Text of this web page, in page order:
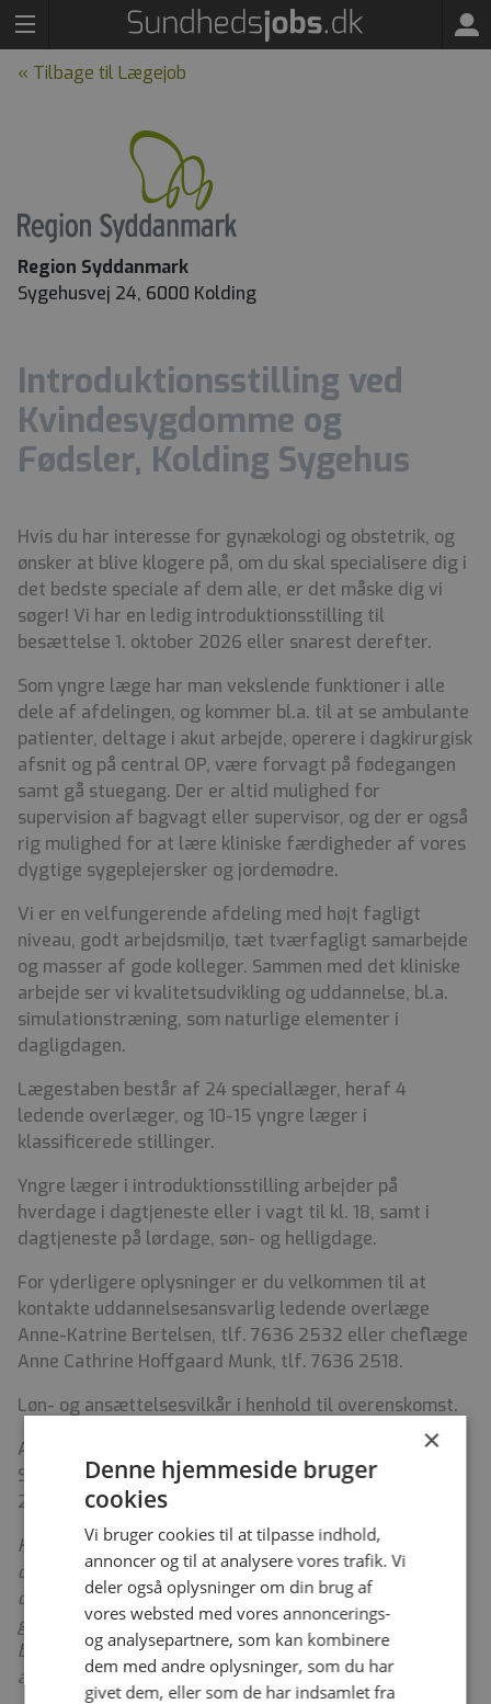
« Tilbage til Lægejob
Region Syddanmark
Sygehusvej 24, 6000 Kolding
Introduktionsstilling ved
Kvindesygdomme og
Fødsler, Kolding Sygehus
Hvis du har interesse for gynækologi og obstetrik, og
ønsker at blive klogere på, om du skal specialisere dig i
det bedste speciale af dem alle, er det måske dig vi
søger! Vi har en ledig introduktionsstilling til
besættelse 1. oktober 2026 eller snarest derefter.
Som yngre læge har man vekslende funktioner i alle
dele af afdelingen, og kommer bl.a. til at se ambulante
patienter, deltage i akut arbejde, operere i dagkirurgisk
afsnit og på central OP, være forvagt på fødegangen
samt gå stuegang. Der er altid mulighed for
supervision af bagvagt eller supervisor, og der er også
rig mulighed for at lære kliniske færdigheder af vores
dygtige sygeplejersker og jordemødre.
Vi er en velfungerende afdeling med højt fagligt
niveau, godt arbejdsmiljø, tæt tværfagligt samarbejde
og masser af gode kolleger. Sammen med det kliniske
arbejde ser vi kvalitetsudvikling og uddannelse, bl.a.
simulationstræning, som naturlige elementer i
dagligdagen.
Lægestaben består af 24 speciallæger, heraf 4
ledende overlæger, og 10-15 yngre læger i
klassificerede stillinger.
Yngre læger i introduktionsstilling arbejder på
hverdage i dagtjeneste eller i vagt til kl. 18, samt i
dagtjeneste på lørdage, søn- og helligdage.
For yderligere oplysninger er du velkommen til at
kontakte uddannelsesansvarlig ledende overlæge
Anne-Katrine Bertelsen, tlf. 7636 2532 eller cheflæge
Anne Cathrine Hoffgaard Munk, tlf. 7636 2518.
Løn- og ansættelsesvilkår i henhold til overenskomst.
Ansøgningsfrist er mandag den 3. august 2026.
Samtaler forventes afholdt onsdag den 19. august
2026.
Kvindesygdomme og fødsler på Kolding Sygehus er en
del af Sygehus Lillebælt. Afdelingen varetager
diagnostik, behandling og pleje inden for både
gynækologiske sygdomme samt graviditet, fødsel og
barsel. Vi har årligt ca. 3.200 fødsler, ca. 55.000
ambulatoriebesøg samt en høj operativ aktivitet.
×
Denne hjemmeside bruger
cookies
Vi bruger cookies til at tilpasse indhold,
annoncer og til at analysere vores trafik. Vi
deler også oplysninger om din brug af
vores websted med vores annoncerings-
og analysepartnere, som kan kombinere
dem med andre oplysninger, som du har
givet dem, eller som de har indsamlet fra